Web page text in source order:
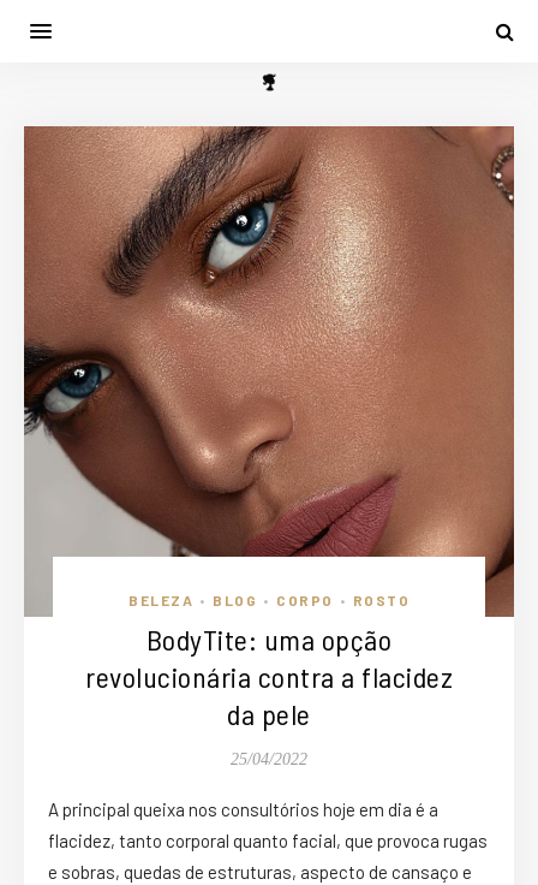
BELEZA • BLOG • CORPO • ROSTO
BodyTite: uma opção
revolucionária contra a flacidez
da pele
25/04/2022
A principal queixa nos consultórios hoje em dia é a
flacidez, tanto corporal quanto facial, que provoca rugas
e sobras, quedas de estruturas, aspecto de cansaço e